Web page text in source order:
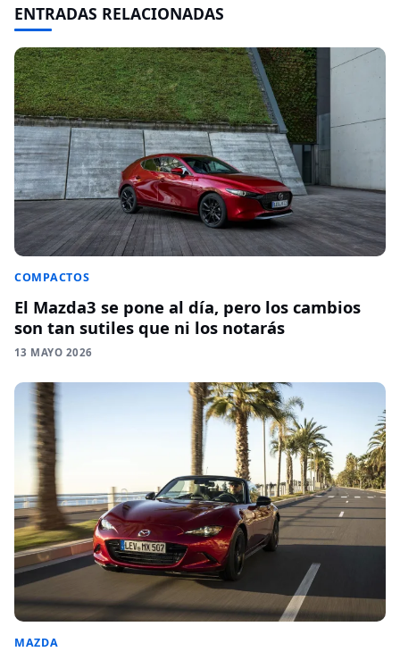
ENTRADAS RELACIONADAS
COMPACTOS
El Mazda3 se pone al día, pero los cambios
son tan sutiles que ni los notarás
13 MAYO 2026
MAZDA